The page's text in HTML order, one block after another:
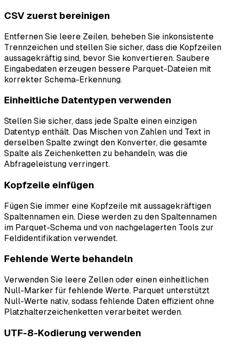
CSV zuerst bereinigen
Entfernen Sie leere Zeilen, beheben Sie inkonsistente
Trennzeichen und stellen Sie sicher, dass die Kopfzeilen
aussagekräftig sind, bevor Sie konvertieren. Saubere
Eingabedaten erzeugen bessere Parquet-Dateien mit
korrekter Schema-Erkennung.
Einheitliche Datentypen verwenden
Stellen Sie sicher, dass jede Spalte einen einzigen
Datentyp enthält. Das Mischen von Zahlen und Text in
derselben Spalte zwingt den Konverter, die gesamte
Spalte als Zeichenketten zu behandeln, was die
Abfrageleistung verringert.
Kopfzeile einfügen
Fügen Sie immer eine Kopfzeile mit aussagekräftigen
Spaltennamen ein. Diese werden zu den Spaltennamen
im Parquet-Schema und von nachgelagerten Tools zur
Feldidentifikation verwendet.
Fehlende Werte behandeln
Verwenden Sie leere Zellen oder einen einheitlichen
Null-Marker für fehlende Werte. Parquet unterstützt
Null-Werte nativ, sodass fehlende Daten effizient ohne
Platzhalterzeichenketten verarbeitet werden.
UTF-8-Kodierung verwenden